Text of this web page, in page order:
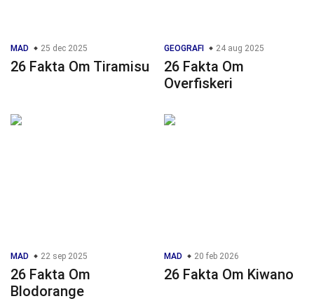
MAD 25 dec 2025
26 Fakta Om Tiramisu
GEOGRAFI 24 aug 2025
26 Fakta Om
Overfiskeri
MAD 22 sep 2025
26 Fakta Om
Blodorange
MAD 20 feb 2026
26 Fakta Om Kiwano